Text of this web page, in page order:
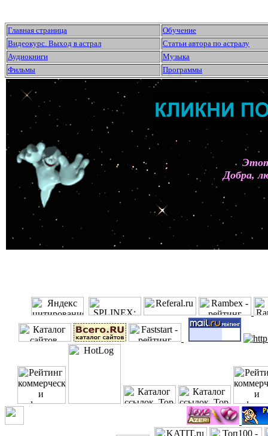
Главная страница
Обучение
Видеокурс. Выход в астрал
Статьи автора по астралу
Аудиокниги
Музыка
Фильмы
Программы
Добра,